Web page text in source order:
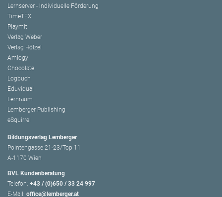
Lernserver - Individuelle Förderung
TimeTEX
Playmit
Verlag Weber
Verlag Hölzel
Amlogy
Chocolate
Logbuch
Eduvidual
Lernraum
Lemberger Publishing
eSquirrel
Bildungsverlag Lemberger
Pointengasse 21-23/Top 11
A-1170 Wien
BVL Kundenberatung
Telefon: +43 / (0)650 / 33 24 997
E-Mail: office@lemberger.at